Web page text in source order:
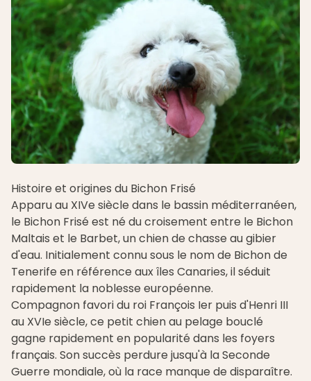
Histoire et origines du Bichon Frisé
Apparu au XIVe siècle dans le bassin méditerranéen,
le Bichon Frisé est né du croisement entre le Bichon
Maltais et le Barbet, un chien de chasse au gibier
d'eau. Initialement connu sous le nom de Bichon de
Tenerife en référence aux îles Canaries, il séduit
rapidement la noblesse européenne.
Compagnon favori du roi François Ier puis d'Henri III
au XVIe siècle, ce petit chien au pelage bouclé
gagne rapidement en popularité dans les foyers
français. Son succès perdure jusqu'à la Seconde
Guerre mondiale, où la race manque de disparaître.